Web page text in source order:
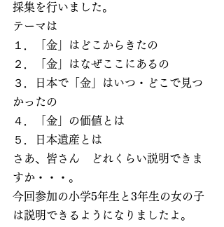
採集を行いました。
テーマは
１．「金」はどこからきたの
２．「金」はなぜここにあるの
３．日本で「金」はいつ・どこで見つ
かったの
４．「金」の価値とは
５．日本遺産とは
さあ、皆さん　どれくらい説明できま
すか・・・。
今回参加の小学5年生と3年生の女の子
は説明できるようになりましたよ。